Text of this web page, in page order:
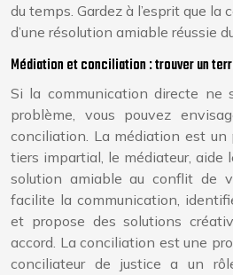
du temps. Gardez à l’esprit que
d’une résolution amiable réussie
Médiation et conciliation : trouver un
Si la communication directe ne
problème, vous pouvez
conciliation. La médiation est un
tiers impartial, le médiateur, aide
solution amiable au conflit de
facilite la communication,
et propose des solutions
accord. La conciliation est une
conciliateur de justice a un